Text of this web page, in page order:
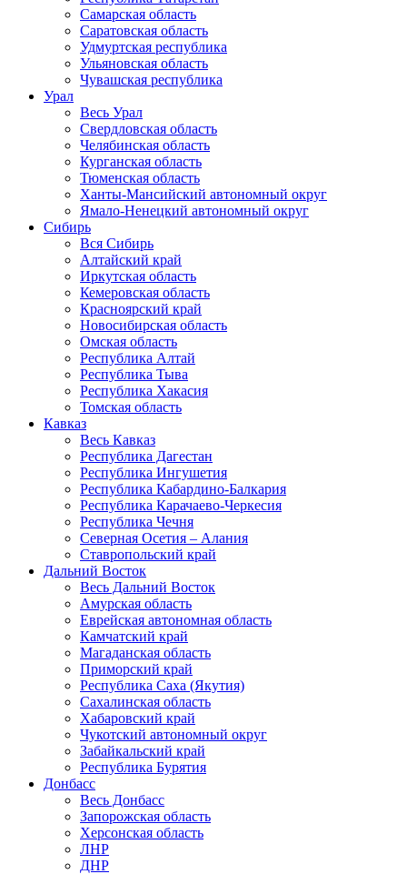
Самарская область
Саратовская область
Удмуртская республика
Ульяновская область
Чувашская республика
Урал
Весь Урал
Свердловская область
Челябинская область
Курганская область
Тюменская область
Ханты-Мансийский автономный округ
Ямало-Ненецкий автономный округ
Сибирь
Вся Сибирь
Алтайский край
Иркутская область
Кемеровская область
Красноярский край
Новосибирская область
Омская область
Республика Алтай
Республика Тыва
Республика Хакасия
Томская область
Кавказ
Весь Кавказ
Республика Дагестан
Республика Ингушетия
Республика Кабардино-Балкария
Республика Карачаево-Черкесия
Республика Чечня
Северная Осетия – Алания
Ставропольский край
Дальний Восток
Весь Дальний Восток
Амурская область
Еврейская автономная область
Камчатский край
Магаданская область
Приморский край
Республика Саха (Якутия)
Сахалинская область
Хабаровский край
Чукотский автономный округ
Забайкальский край
Республика Бурятия
Донбасс
Весь Донбасс
Запорожская область
Херсонская область
ЛНР
ДНР